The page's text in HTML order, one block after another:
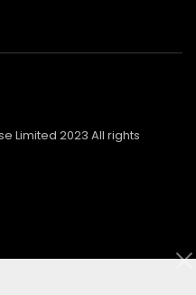
Limited 2023 All rights